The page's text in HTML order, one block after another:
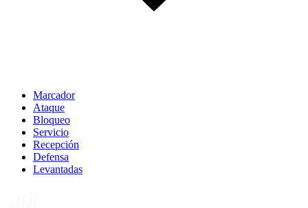
Marcador
Ataque
Bloqueo
Servicio
Recepción
Defensa
Levantadas